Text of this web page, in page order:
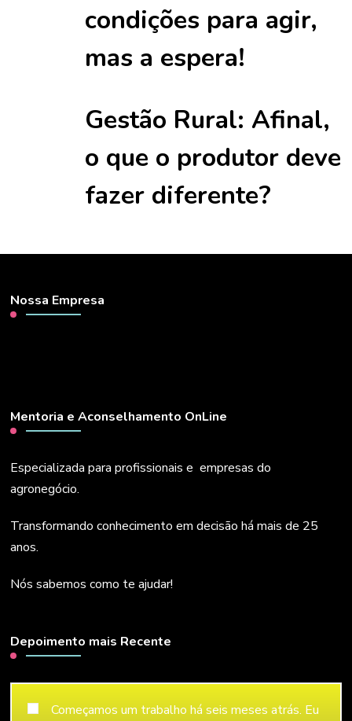
condições para agir,
mas a espera!
Gestão Rural: Afinal,
o que o produtor deve
fazer diferente?
Nossa Empresa
Mentoria e Aconselhamento OnLine
Especializada para profissionais e empresas do
agronegócio.
Transformando conhecimento em decisão há mais de 25
anos.
Nós sabemos como te ajudar!
Depoimento mais Recente
Começamos um trabalho há seis meses atrás. Eu